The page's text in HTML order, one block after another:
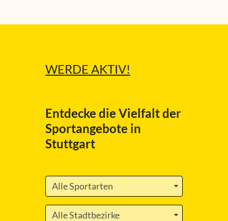
WERDE AKTIV!
Entdecke die Vielfalt der
Sportangebote in
Stuttgart
Alle Sportarten
Alle Stadtbezirke